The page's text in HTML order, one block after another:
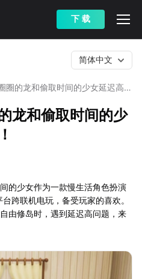
下 载
圈的龙和偷取时间的少女延迟高？
简体中文
龙和偷取时间的少
的少女作为一款慢生活角色扮演
跨联机电玩，备受玩家的喜欢。
由修岛时，遇到延迟高问题，来